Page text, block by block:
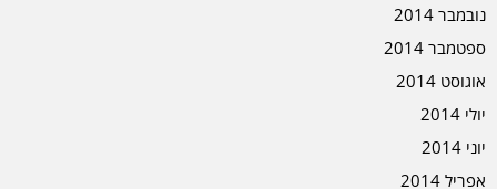
נובמבר 2014
ספטמבר 2014
אוגוסט 2014
יולי 2014
יוני 2014
אפריל 2014